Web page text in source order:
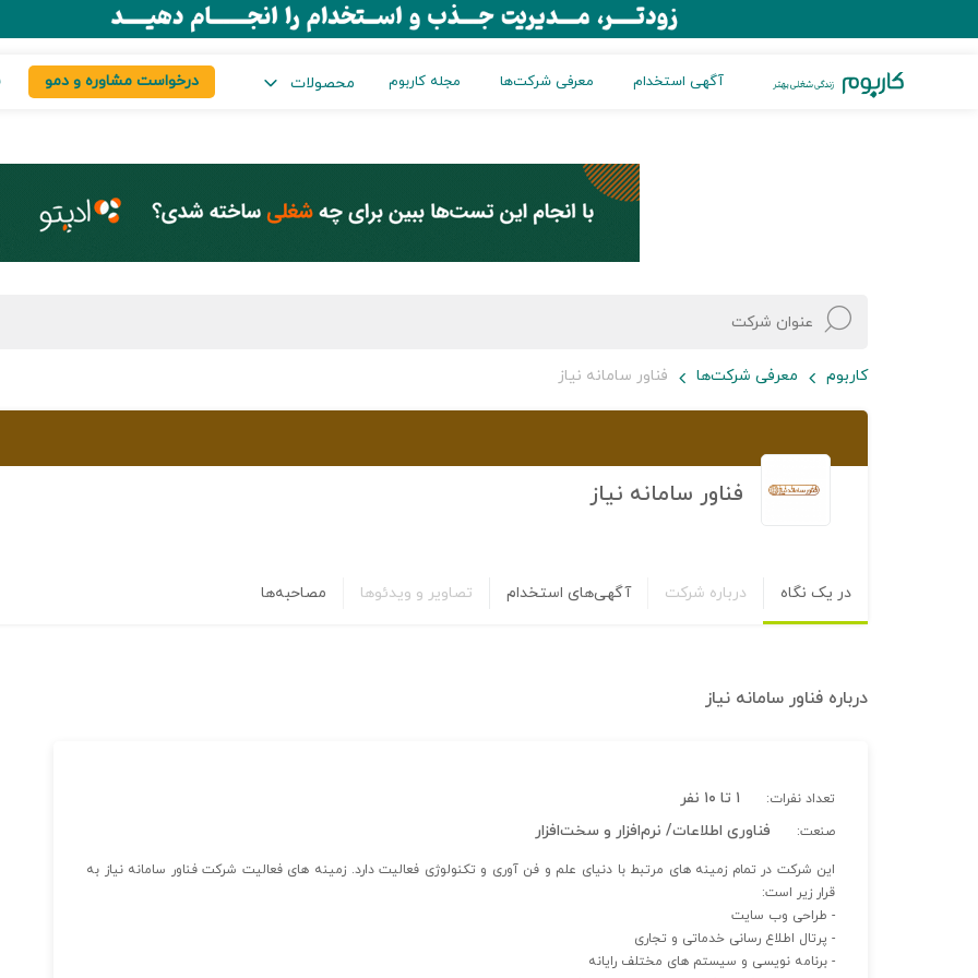
آگهی استخدام معرفی شرکت‌ها مجله کاربوم محصولات درخواست مشاوره و دمو
کاربوم معرفی شرکت‌ها فناور سامانه نیاز
فناور سامانه نیاز
در یک نگاه درباره شرکت آگهی‌های استخدام تصاویر و ویدئوها مصاحبه‌ها
درباره فناور سامانه نیاز
تعداد نفرات: ۱ تا ۱۰ نفر
صنعت: فناوری اطلاعات/ نرم‌افزار و سخت‌افزار
این شرکت در تمام زمینه های مرتبط با دنیای علم و فن آوری و تکنولوژی فعالیت دارد. زمینه های فعالیت شرکت فناور سامانه نیاز به
قرار زیر است:
- طراحی وب سایت
- پرتال اطلاع رسانی خدماتی و تجاری
- برنامه نویسی و سیستم های مختلف رایانه